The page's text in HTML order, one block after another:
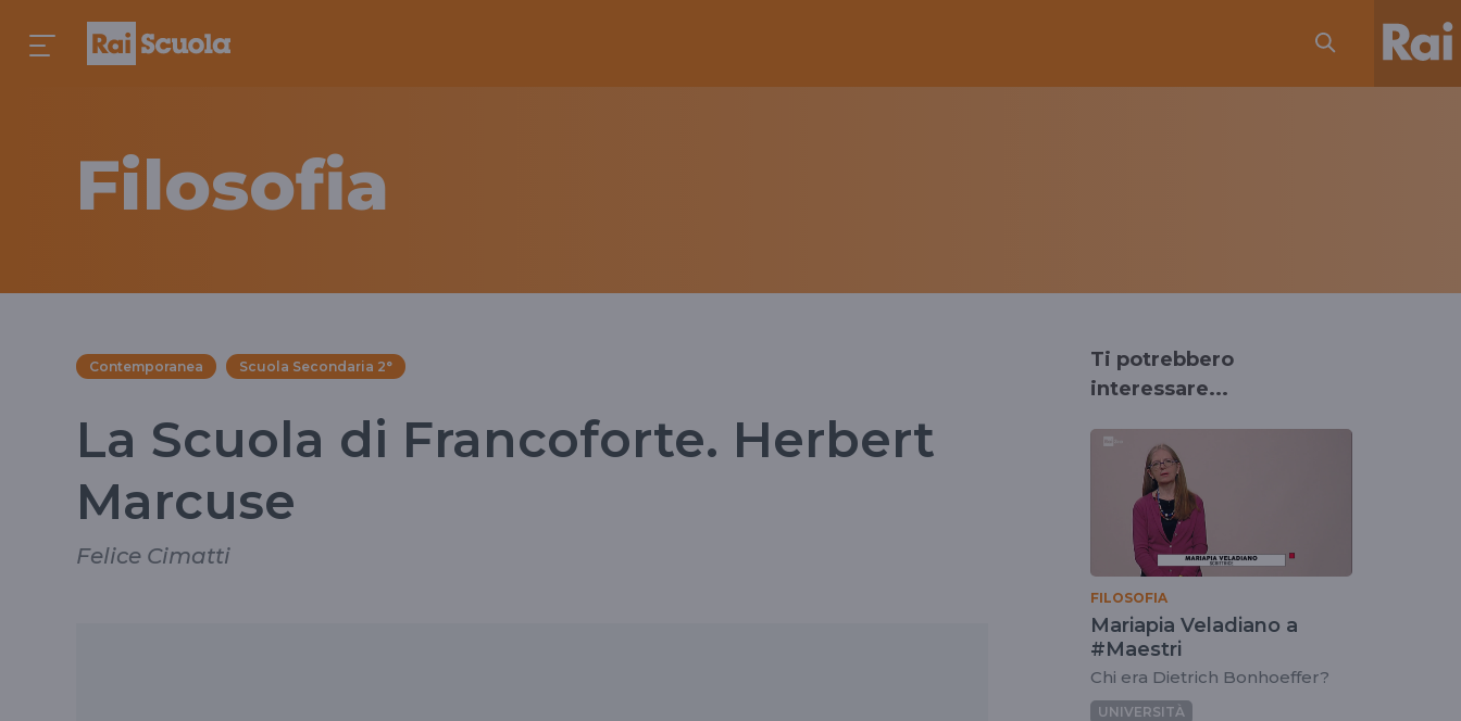
Filosofia
Contemporanea Scuola Secondaria 2°
La Scuola di Francoforte. Herbert
Marcuse
Felice Cimatti
Ti potrebbero
interessare...
FILOSOFIA
Mariapia Veladiano a
#Maestri
Chi era Dietrich Bonhoeffer?
UNIVERSITÀ